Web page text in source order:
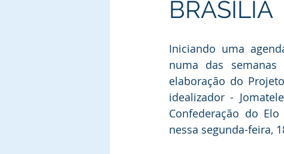
BRASÍLIA
Iniciando uma
numa das
elaboração do Projeto
idealizador -
Confederação do
nessa segunda-feira,